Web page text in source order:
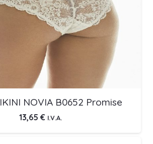
NOVIA B0652 Promise
13,65 € I.V.A.